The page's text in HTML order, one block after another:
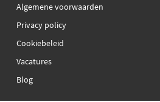
Algemene voorwaarden
Privacy policy
Cookiebeleid
Vacatures
Blog